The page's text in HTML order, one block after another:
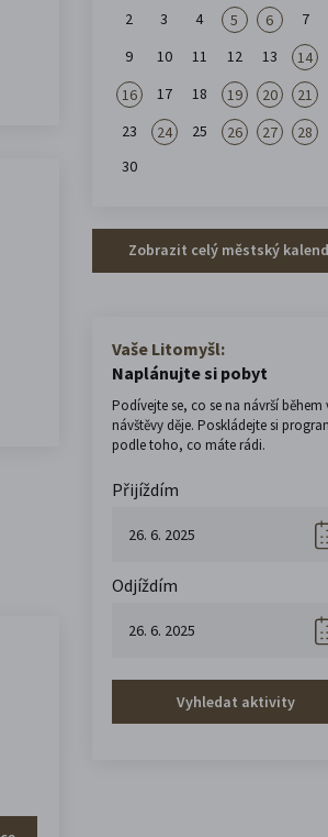
2
3 4 5 6 7
9
10 11 12 13 14
16
17 18 19 20 21
23
24 25 26 27 28
30
Zobrazit celý městský
Vaše Litomyšl:
Naplánujte si pobyt
Podívejte se, co se na návrší během
návštěvy děje. Poskládejte si
podle toho, co máte rádi.
Přijíždím
Odjíždím
Vyhledat aktivity